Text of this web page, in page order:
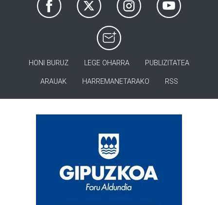
HONI BURUZ LEGE OHARRA PUBLIZITATEA
ARAUAK HARREMANETARAKO RSS